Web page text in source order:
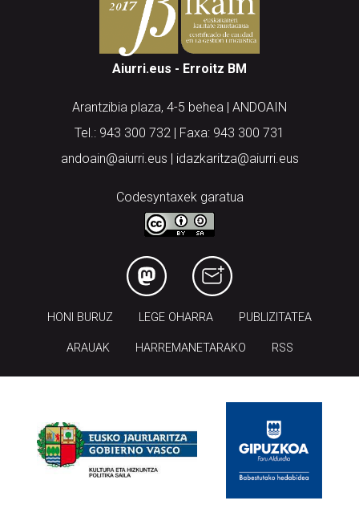
Aiurri.eus - Erroitz BM
Arantzibia plaza, 4-5 behea | ANDOAIN
Tel.: 943 300 732 | Faxa: 943 300 731
andoain@aiurri.eus | idazkaritza@aiurri.eus
Codesyntaxek garatua
HONI BURUZ LEGE OHARRA PUBLIZITATEA
ARAUAK HARREMANETARAKO RSS